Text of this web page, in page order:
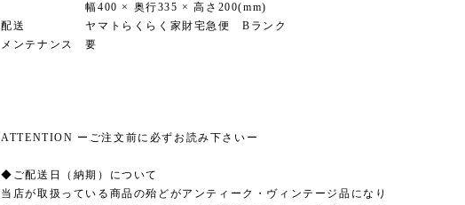
幅400 × 奥行335 × 高さ200(mm)
配送 ヤマトらくらく家財宅急便 Bランク
メンテナンス 要
ATTENTION ーご注文前に必ずお読み下さいー
◆ご配送日（納期）について
当店が取扱っている商品の殆どがアンティーク・ヴィンテージ品になり